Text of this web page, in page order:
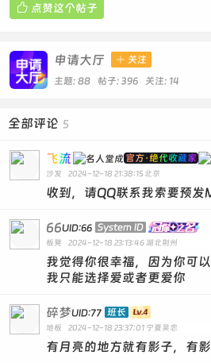
 点赞这个帖子
申请大厅  关注
主题: 88 帖子: 396 关注: 14
全部评论 5
飞流 官方·绝代收藏家
沙发 2024-12-18 21:38:15 北京
收到，请QQ联系我索要预
66UID:66 System ID
板凳 2024-12-18 23:13:46 湖北荆州
我觉得你很幸福，因为你可
我只能选择爱或者更爱你
碎梦UID:77 班长
地板 2024-12-18 23:37:01 宁夏吴忠
有月亮的地方就有影子，有